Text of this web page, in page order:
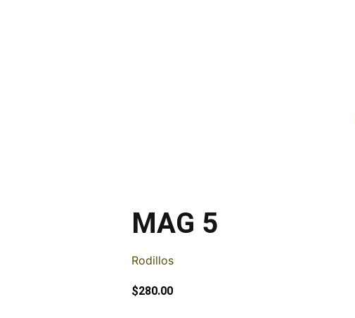
MAG 5
Rodillos
$280.00